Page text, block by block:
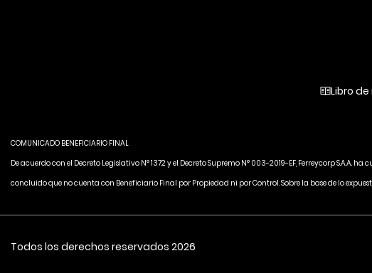
Libro
COMUNICADO BENEFICIARIO FINAL
De acuerdo con el Decreto Legislativo N° 1372 y el Decreto Supremo N° 003-2019-EF, Ferreycorp
concluido que no cuenta con Beneficiario Final por Propiedad ni por Control. Sobre la base de lo
Todos los derechos reservados 2026